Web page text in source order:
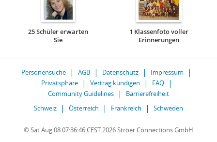
25 Schüler erwarten
Sie
1 Klassenfoto voller
Erinnerungen
Personensuche AGB Datenschutz
Impressum
Privatsphäre
Vertrag kündigen
FAQ
Community Guidelines
Barrierefreiheit
Schweiz
Österreich Frankreich Schweden
© Sat Aug 08 07:36:46 CEST 2026 Ströer Connections GmbH